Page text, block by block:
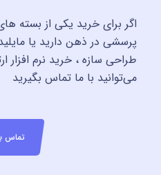
اگر برای خرید یکی از بسته های
پرسشی در ذهن دارید یا
طراحی سازه ، خرید نرم افزار
می‌توانید با ما تماس بگیرید
تماس